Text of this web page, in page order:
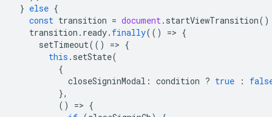
} else {
const transition = document . startViewTransition
transition . ready. finally(() => {
setTimeout(() => {
this . setState(
{
closeSigninModal : condition ? true :
},
()
=> {